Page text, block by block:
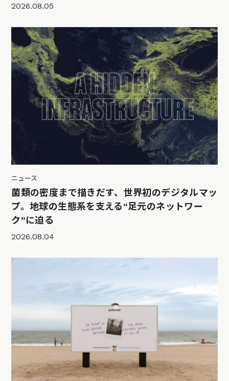
2026.08.05
ニュース
菌類の密度まで描きだす、世界初のデジタルマッ
プ。地球の生態系を支える“足元のネットワー
ク”に迫る
2026.08.04